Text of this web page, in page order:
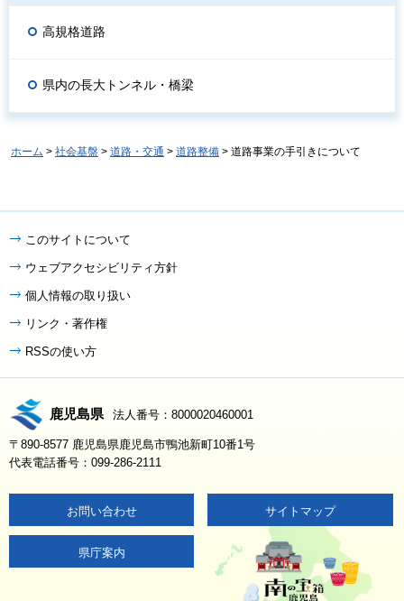
高規格道路
県内の長大トンネル・橋梁
ホーム > 社会基盤 > 道路・交通 > 道路整備 > 道路事業の手引きについて
このサイトについて
ウェブアクセシビリティ方針
個人情報の取り扱い
リンク・著作権
RSSの使い方
鹿児島県 法人番号：8000020460001
〒890-8577 鹿児島県鹿児島市鴨池新町10番1号
代表電話番号：099-286-2111
お問い合わせ サイトマップ
県庁案内